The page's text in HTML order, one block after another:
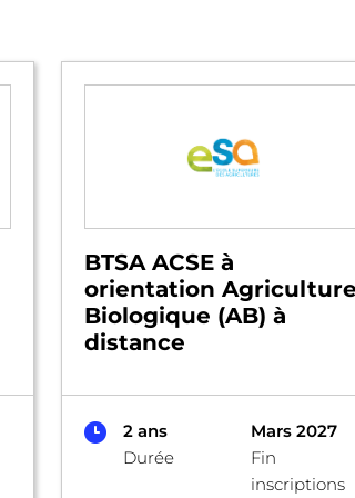
BTSA ACSE à
orientation
Biologique (AB) à
distance
2 ans
Durée
Mars 2027
Fin
inscriptions